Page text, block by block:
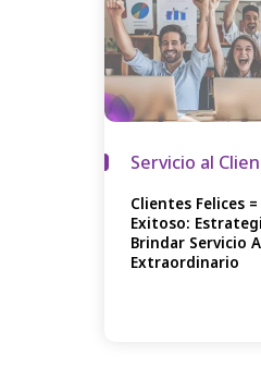
Servicio al
Clientes Felices
Exitoso:
Brindar Servicio
Extraordinario